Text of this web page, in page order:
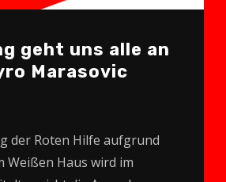
geht uns alle an
Marasovic
der Roten Hilfe aufgrund
Weißen Haus wird im